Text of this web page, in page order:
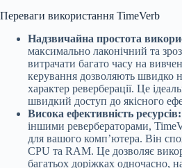
Переваги використання TimeVerb
Надзвичайна простота
максимально лаконічний та
витрачати багато часу на
керування дозволяють швидко
характер реверберації. Це
швидкий доступ до якісного
Висока ефективність ресурсів:
іншими ревербераторами,
для вашого комп’ютера. Він
CPU та RAM. Це дозволяє
багатьох доріжках одночасно,